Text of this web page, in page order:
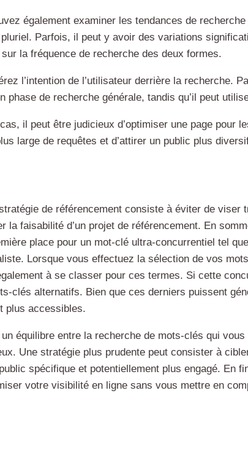
également examiner les tendances de
Parfois, il peut y avoir des variations
la fréquence de recherche des deux formes.
l’intention de l’utilisateur derrière la recherche.
phase de recherche générale, tandis qu’il peut
il peut être judicieux d’optimiser une page pour
large de requêtes et d’attirer un public plus
de référencement consiste à éviter de
la faisabilité d’un projet de référencement. En
place pour un mot-clé ultra-concurrentiel tel
Lorsque vous effectuez la sélection de vos
à se classer pour ces termes. Si cette
clés alternatifs. Bien que ces derniers puissent
plus accessibles.
équilibre entre la recherche de mots-clés qui
Une stratégie plus prudente peut consister à
spécifique et potentiellement plus engagé. En
votre visibilité en ligne sans vous mettre en